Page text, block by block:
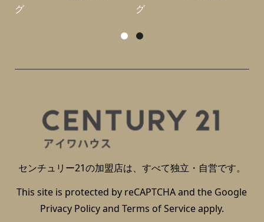
グ
グ
センチュリー21の加盟店は、すべて独立・自営です。
This site is protected by reCAPTCHA and the Google
Privacy Policyand Terms of Serviceapply.